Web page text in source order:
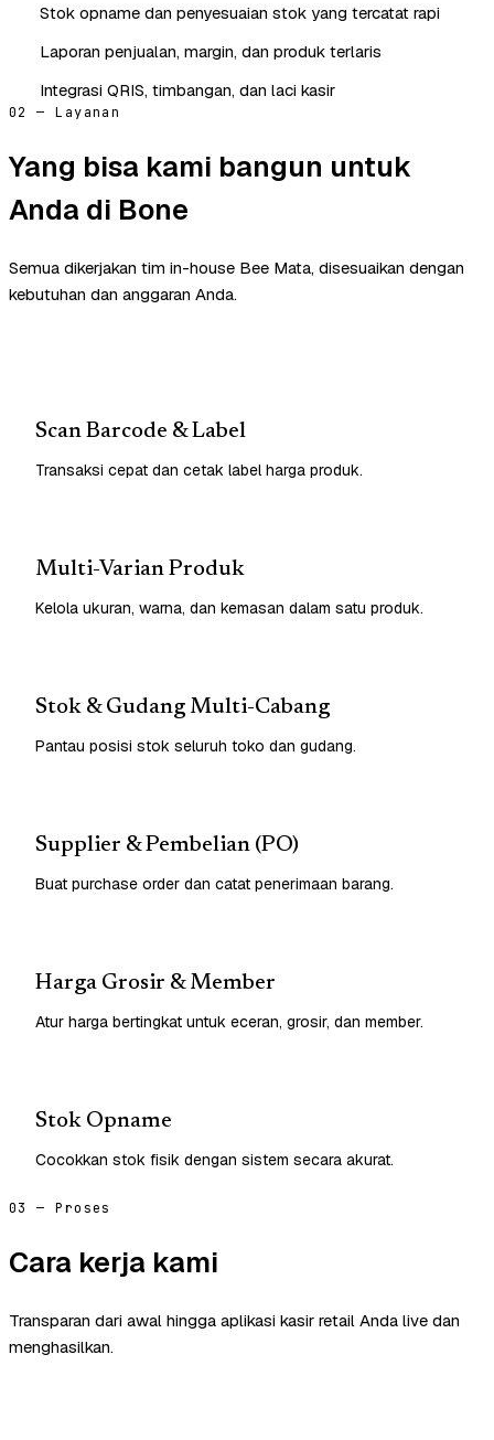
Stok opname dan penyesuaian stok yang tercatat rapi
Laporan penjualan, margin, dan produk terlaris
Integrasi QRIS, timbangan, dan laci kasir
02 — Layanan
Yang bisa kami bangun untuk
Anda di Bone
Semua dikerjakan tim in-house Bee Mata, disesuaikan dengan
kebutuhan dan anggaran Anda.
Scan Barcode & Label
Transaksi cepat dan cetak label harga produk.
Multi-Varian Produk
Kelola ukuran, warna, dan kemasan dalam satu produk.
Stok & Gudang Multi-Cabang
Pantau posisi stok seluruh toko dan gudang.
Supplier & Pembelian (PO)
Buat purchase order dan catat penerimaan barang.
Harga Grosir & Member
Atur harga bertingkat untuk eceran, grosir, dan member.
Stok Opname
Cocokkan stok fisik dengan sistem secara akurat.
03 — Proses
Cara kerja kami
Transparan dari awal hingga aplikasi kasir retail Anda live dan
menghasilkan.